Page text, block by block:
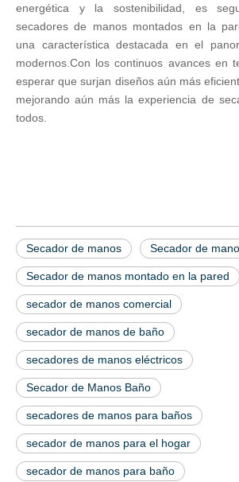
energética y la sostenibilidad, es
secadores de manos montados en la
una característica destacada en el
modernos.Con los continuos avances en
esperar que surjan diseños aún más
mejorando aún más la experiencia de
todos.
Secador de manos Secador de
Secador de manos montado en la pared
secador de manos comercial
secador de manos de baño
secadores de manos eléctricos
Secador de Manos Baño
secadores de manos para baños
secador de manos para el hogar
secador de manos para baño